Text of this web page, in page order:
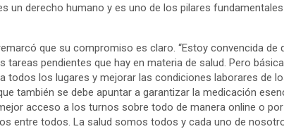
un derecho humano y es uno de los pilares
que su compromiso es claro. “Estoy convencida de
tareas pendientes que hay en materia de salud. Pero
todos los lugares y mejorar las condiciones laborares de
también se debe apuntar a garantizar la medicación
acceso a los turnos sobre todo de manera online o
entre todos. La salud somos todos y cada uno de